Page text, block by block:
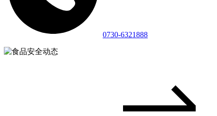
0730-6321888